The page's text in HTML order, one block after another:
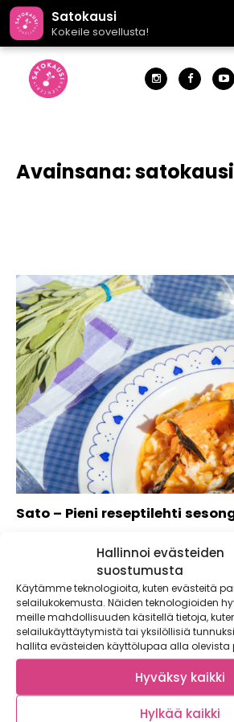
Hallinnoi evästeiden
suostumusta
Käytämme teknologioita, kuten evästeitä
selailukokemusta. Näiden teknologioiden
meille mahdollisuuden käsitellä tietoja,
selailukäyttäytymistä tai yksilöllisiä
hallita evästeiden käyttölupaa alla olevista
Hyväksy kaikki
Hylkää kaikki
Satokausi
Kokeile sovellusta!
Avainsana:
Sato – Pieni reseptilehti
Miten mikään voi maistua niin hyvälle!...